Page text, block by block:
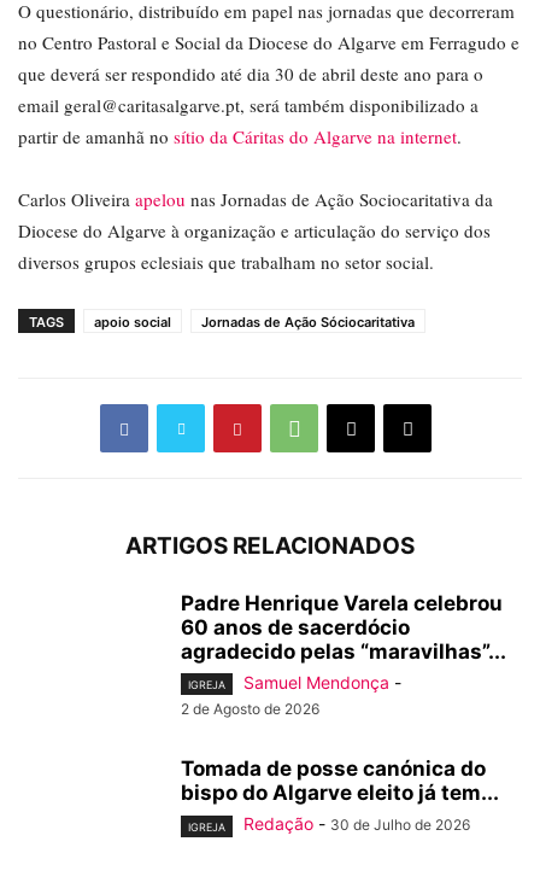
O questionário, distribuído em papel nas jornadas que decorreram
no Centro Pastoral e Social da Diocese do Algarve em Ferragudo e
que deverá ser respondido até dia 30 de abril deste ano para o
email geral@caritasalgarve.pt, será também disponibilizado a
partir de amanhã no sítio da Cáritas do Algarve na internet.
Carlos Oliveira apelou nas Jornadas de Ação Sociocaritativa da
Diocese do Algarve à organização e articulação do serviço dos
diversos grupos eclesiais que trabalham no setor social.
TAGS apoio social Jornadas de Ação Sóciocaritativa
ARTIGOS RELACIONADOS
Padre Henrique Varela celebrou
60 anos de sacerdócio
agradecido pelas “maravilhas”...
IGREJA Samuel Mendonça -
2 de Agosto de 2026
Tomada de posse canónica do
bispo do Algarve eleito já tem...
IGREJA Redação - 30 de Julho de 2026